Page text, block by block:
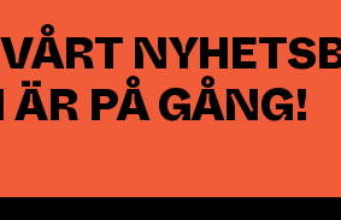
PÅ GÅNG!